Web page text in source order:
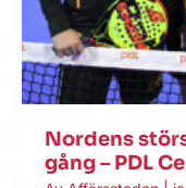
Nordens
gång – PDL